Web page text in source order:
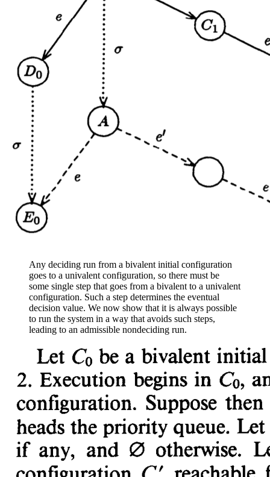
Any deciding run from a bivalent initial configuration
goes to a univalent configuration, so there must be
some single step that goes from a bivalent to a univalent
configuration. Such a step determines the eventual
decision value. We now show that it is always possible
to run the system in a way that avoids such steps,
leading to an admissible nondeciding run.